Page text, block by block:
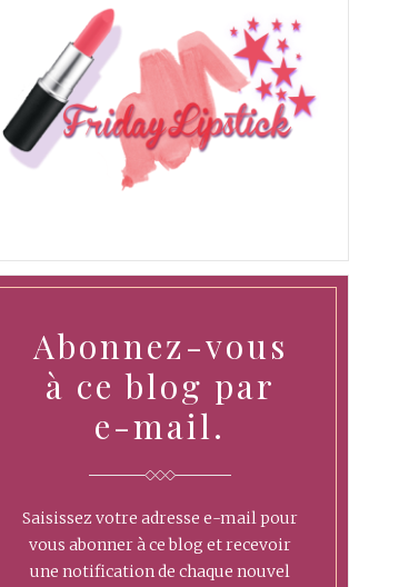
Abonnez-vous
à ce blog par
e-mail.
Saisissez votre adresse e-mail pour
vous abonner à ce blog et recevoir
une notification de chaque nouvel